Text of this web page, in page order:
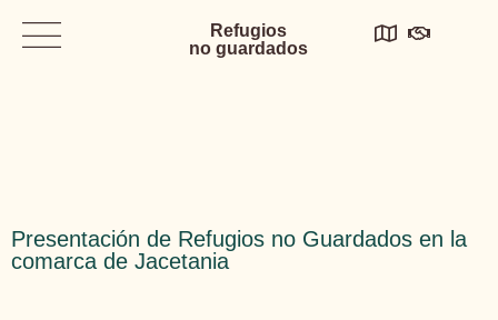
Refugios
no guardados
Presentación de Refugios no Guardados en la
comarca de Jacetania